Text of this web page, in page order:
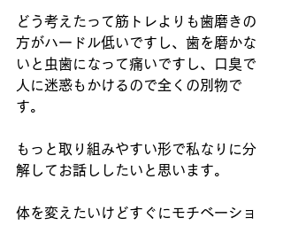
どう考えたって筋トレよりも歯磨きの
方がハードル低いですし、歯を磨かな
いと虫歯になって痛いですし、口臭で
人に迷惑もかけるので全くの別物で
す。
もっと取り組みやすい形で私なりに分
解してお話ししたいと思います。
体を変えたいけどすぐにモチベーショ